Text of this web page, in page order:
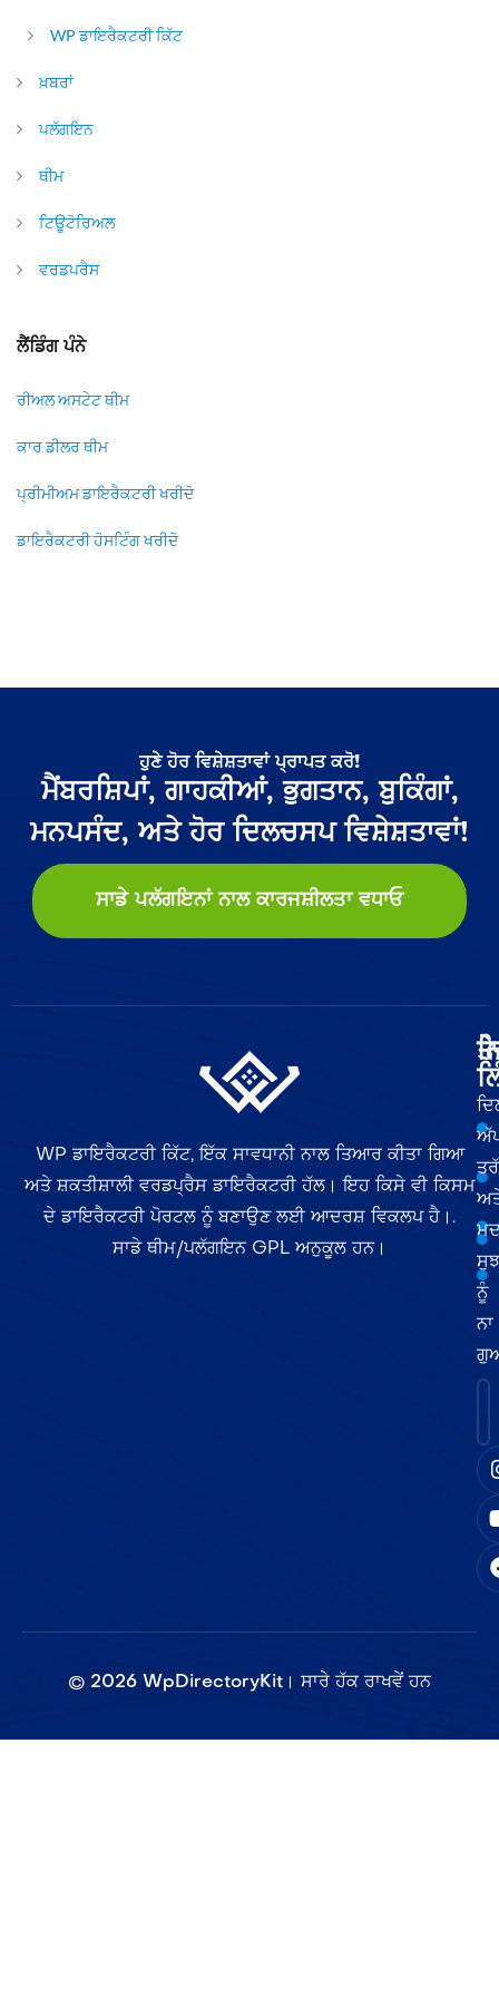
WP ਡਾਇਰੈਕਟਰੀ ਕਿੱਟ
ਖ਼ਬਰਾਂ
ਪਲੱਗਇਨ
ਥੀਮ
ਟਿਊਟੋਰਿਅਲ
ਵਰਡਪਰੈਸ
ਲੈਂਡਿੰਗ ਪੰਨੇ
ਰੀਅਲ ਅਸਟੇਟ ਥੀਮ
ਕਾਰ ਡੀਲਰ ਥੀਮ
ਪ੍ਰੀਮੀਅਮ ਡਾਇਰੈਕਟਰੀ ਖਰੀਦੋ
ਡਾਇਰੈਕਟਰੀ ਹੋਸਟਿੰਗ ਖਰੀਦੋ
ਹੁਣੇ ਹੋਰ ਵਿਸ਼ੇਸ਼ਤਾਵਾਂ ਪ੍ਰਾਪਤ ਕਰੋ!
ਮੈਂਬਰਸ਼ਿਪਾਂ, ਗਾਹਕੀਆਂ, ਭੁਗਤਾਨ, ਬੁਕਿੰਗਾਂ,
ਮਨਪਸੰਦ, ਅਤੇ ਹੋਰ ਦਿਲਚਸਪ ਵਿਸ਼ੇਸ਼ਤਾਵਾਂ!
ਸਾਡੇ ਪਲੱਗਇਨਾਂ ਨਾਲ ਕਾਰਜਸ਼ੀਲਤਾ ਵਧਾਓ
WP ਡਾਇਰੈਕਟਰੀ ਕਿੱਟ, ਇੱਕ ਸਾਵਧਾਨੀ ਨਾਲ ਤਿਆਰ ਕੀਤਾ ਗਿਆ
ਅਤੇ ਸ਼ਕਤੀਸ਼ਾਲੀ ਵਰਡਪ੍ਰੈਸ ਡਾਇਰੈਕਟਰੀ ਹੱਲ। ਇਹ ਕਿਸੇ ਵੀ ਕਿਸਮ
ਦੇ ਡਾਇਰੈਕਟਰੀ ਪੋਰਟਲ ਨੂੰ ਬਣਾਉਣ ਲਈ ਆਦਰਸ਼ ਵਿਕਲਪ ਹੈ।.
ਸਾਡੇ ਥੀਮ/ਪਲੱਗਇਨ GPL ਅਨੁਕੂਲ ਹਨ।
ਨੂੰ
ਨਾ
© 2026 WpDirectoryKit। ਸਾਰੇ ਹੱਕ ਰਾਖਵੇਂ ਹਨ​